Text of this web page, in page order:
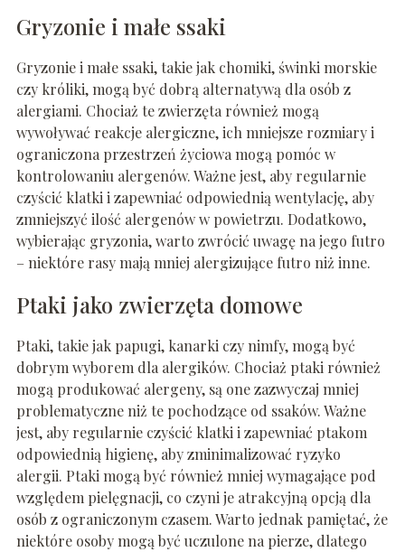
Gryzonie i małe ssaki
Gryzonie i małe ssaki, takie jak chomiki, świnki morskie
czy króliki, mogą być dobrą alternatywą dla osób z
alergiami. Chociaż te zwierzęta również mogą
wywoływać reakcje alergiczne, ich mniejsze rozmiary i
ograniczona przestrzeń życiowa mogą pomóc w
kontrolowaniu alergenów. Ważne jest, aby regularnie
czyścić klatki i zapewniać odpowiednią wentylację, aby
zmniejszyć ilość alergenów w powietrzu. Dodatkowo,
wybierając gryzonia, warto zwrócić uwagę na jego futro
– niektóre rasy mają mniej alergizujące futro niż inne.
Ptaki jako zwierzęta domowe
Ptaki, takie jak papugi, kanarki czy nimfy, mogą być
dobrym wyborem dla alergików. Chociaż ptaki również
mogą produkować alergeny, są one zazwyczaj mniej
problematyczne niż te pochodzące od ssaków. Ważne
jest, aby regularnie czyścić klatki i zapewniać ptakom
odpowiednią higienę, aby zminimalizować ryzyko
alergii. Ptaki mogą być również mniej wymagające pod
względem pielęgnacji, co czyni je atrakcyjną opcją dla
osób z ograniczonym czasem. Warto jednak pamiętać, że
niektóre osoby mogą być uczulone na pierze, dlatego